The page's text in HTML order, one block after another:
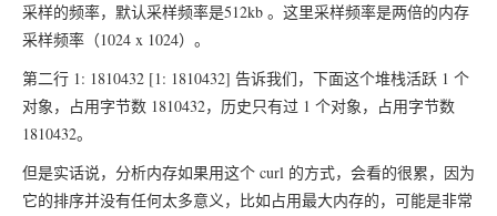
采样的频率，默认采样频率是512kb 。这里采样频率是两倍的内存
采样频率（1024 x 1024）。
第二行 1: 1810432 [1: 1810432] 告诉我们，下面这个堆栈活跃 1 个
对象，占用字节数 1810432，历史只有过 1 个对象，占用字节数
1810432。
但是实话说，分析内存如果用这个 curl 的方式，会看的很累，因为
它的排序并没有任何太多意义，比如占用最大内存的，可能是非常